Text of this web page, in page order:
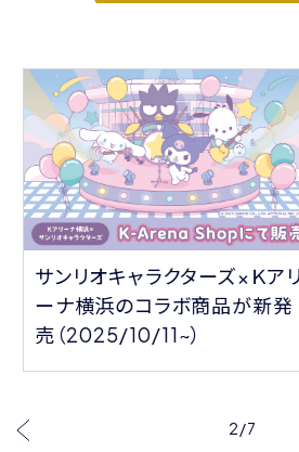
サンリオキャラクターズ×Ｋアリ
ーナ横浜のコラボ商品が新発
売（2025/10/11~）
2/7